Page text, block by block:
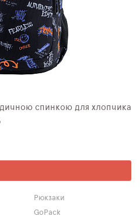
спинкою для хлопчика
Рюкзаки
GoPack